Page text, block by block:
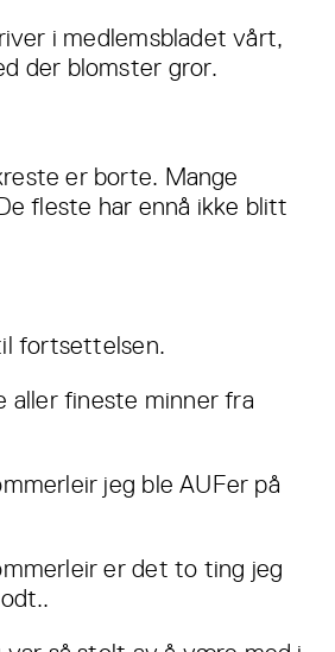
i medlemsbladet vårt,
der blomster gror.
er borte. Mange
fleste har ennå ikke blitt
fortsettelsen.
aller fineste minner fra
jeg ble AUFer på
er det to ting jeg